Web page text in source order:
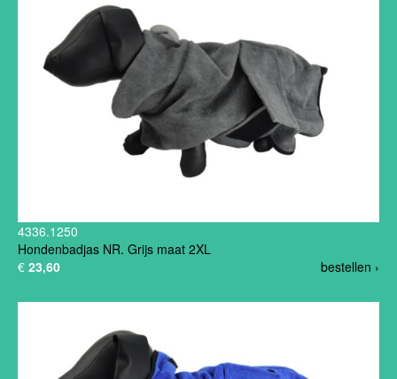
4336.1250
Hondenbadjas NR. Grijs maat 2XL
bestellen ›
€ 23,60